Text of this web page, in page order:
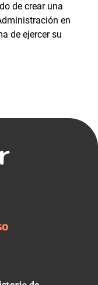
de crear una
en
de ejercer su